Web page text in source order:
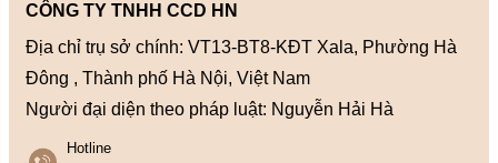
Hotline
CÔNG TY TNHH CCD HN
Địa chỉ trụ sở chính: VT13-BT8-KĐT Xala, Phường Hà
Đông , Thành phố Hà Nội, Việt Nam
Người đại diện theo pháp luật: Nguyễn Hải Hà